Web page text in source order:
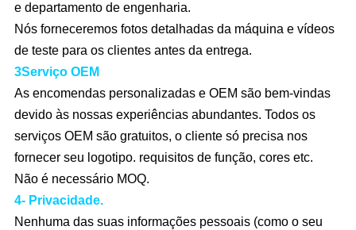
e departamento de engenharia.
Nós forneceremos fotos detalhadas da máquina e vídeos
de teste para os clientes antes da entrega.
3Serviço OEM
As encomendas personalizadas e OEM são bem-vindas
devido às nossas experiências abundantes. Todos os
serviços OEM são gratuitos, o cliente só precisa nos
fornecer seu logotipo. requisitos de função, cores etc.
Não é necessário MOQ.
4- Privacidade.
Nenhuma das suas informações pessoais (como o seu